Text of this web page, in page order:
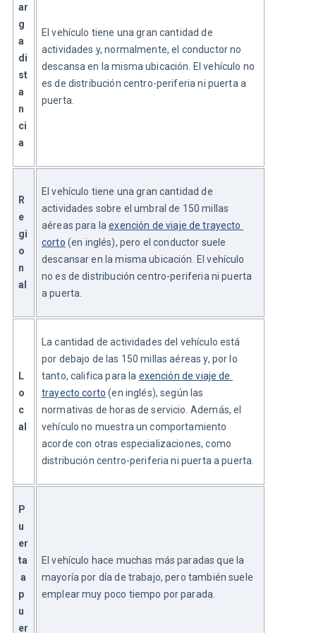
ar
g
a
di
st
a
n
ci
a
El vehículo tiene una gran cantidad de
actividades y, normalmente, el conductor no
descansa en la misma ubicación. El vehículo no
es de distribución centro-periferia ni puerta a
puerta.
R
e
gi
o
n
al
El vehículo tiene una gran cantidad de
actividades sobre el umbral de 150 millas
aéreas para la exención de viaje de trayecto
corto (en inglés), pero el conductor suele
descansar en la misma ubicación. El vehículo
no es de distribución centro-periferia ni puerta
a puerta.
L
o
c
al
La cantidad de actividades del vehículo está
por debajo de las 150 millas aéreas y, por lo
tanto, califica para la exención de viaje de
trayecto corto (en inglés), según las
normativas de horas de servicio. Además, el
vehículo no muestra un comportamiento
acorde con otras especializaciones, como
distribución centro-periferia ni puerta a puerta.
P
u
er
ta
a
p
u
er
El vehículo hace muchas más paradas que la
mayoría por día de trabajo, pero también suele
emplear muy poco tiempo por parada.